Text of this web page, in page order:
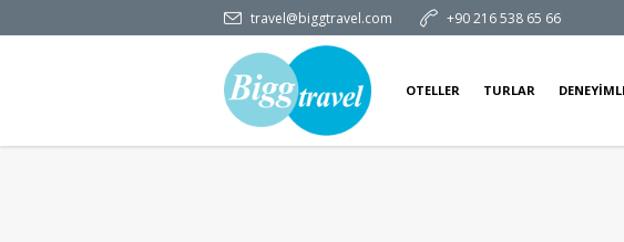
travel@biggtravel.com +90 216 538 65 66
OTELLER TURLAR